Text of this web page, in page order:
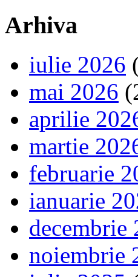
Arhiva
iulie 2026
mai 2026
aprilie
martie
februarie
ianuarie
decembrie
noiembrie